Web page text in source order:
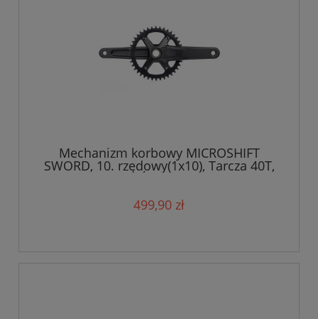
Mechanizm korbowy MICROSHIFT
SWORD, 10. rzędowy(1x10), Tarcza 40T,
Ramię 175mm, Średnica wałku 24mm
499,90 zł